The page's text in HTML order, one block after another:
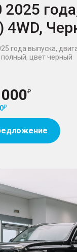
2025
4WD,
года выпуска,
полный, цвет черный